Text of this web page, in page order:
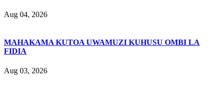
Aug 04, 2026
MAHAKAMA KUTOA UWAMUZI KUHUSU OMBI LA
FIDIA
Aug 03, 2026